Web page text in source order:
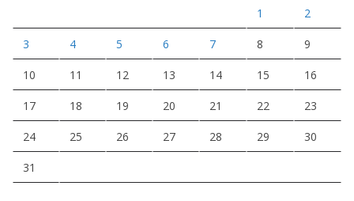
1 2
3 4 5 6 7 8 9
10 11 12 13 14 15 16
17 18 19 20 21 22 23
24 25 26 27 28 29 30
31